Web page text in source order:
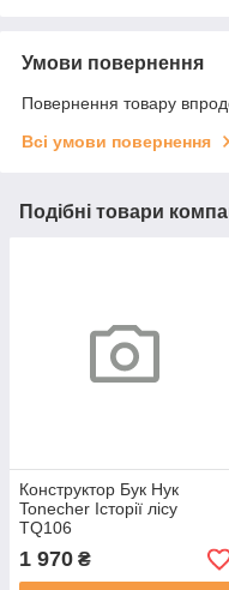
Умови повернення
Повернення товару
Всі умови повернення
Подібні товари
Конструктор Бук Нук
Tonecher Історії лісу
TQ106
1 970 ₴